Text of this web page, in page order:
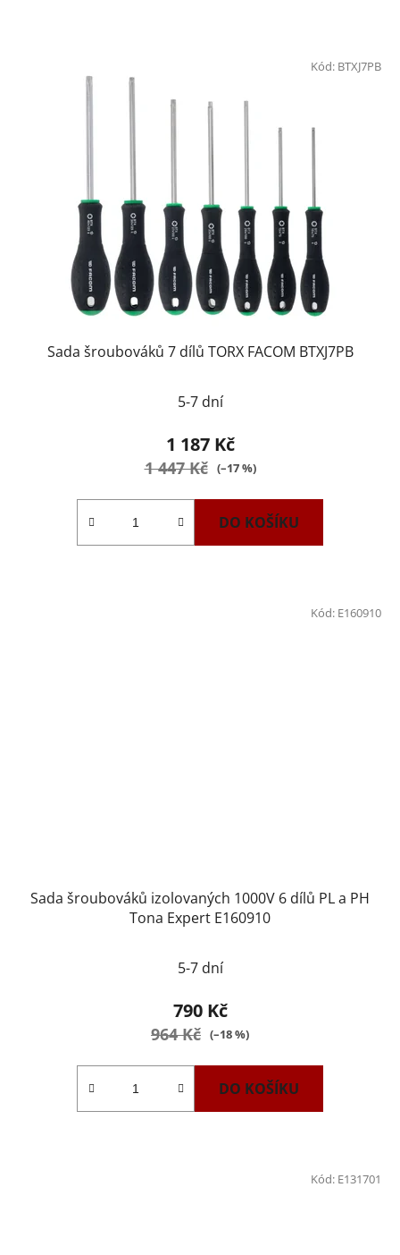
Sada šroubováků 7 dílů TORX FACOM BTXJ7PB
5-7 dní
1 187 Kč
1 447 Kč (–17 %)
DO KOŠÍKU
Kód: BTXJ7PB
Sada šroubováků izolovaných 1000V 6 dílů PL a PH
Tona Expert E160910
5-7 dní
790 Kč
964 Kč (–18 %)
DO KOŠÍKU
Kód: E160910
Kód: E131701